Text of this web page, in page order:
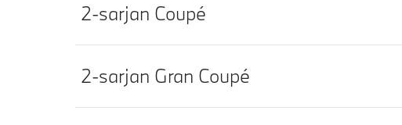
2-sarjan Coupé
2-sarjan Gran Coupé